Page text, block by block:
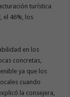
turística
el 46%, los
en los
concretas,
ya que los
cuando
la consejera,